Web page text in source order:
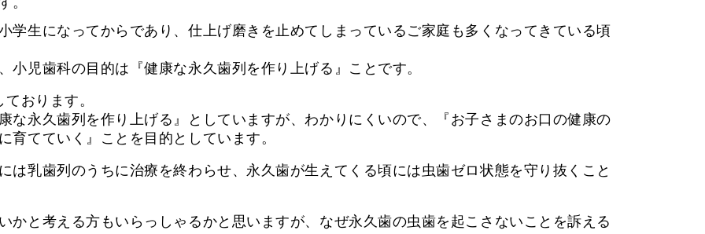
学生になってからであり、仕上げ磨きを止めてしまっているご家庭も多くなってきている頃
小児歯科の目的は『健康な永久歯列を作り上げる』ことです。
おります。
な永久歯列を作り上げる』としていますが、わかりにくいので、『お子さまのお口の健康の
育てていく』ことを目的としています。
は乳歯列のうちに治療を終わらせ、永久歯が生えてくる頃には虫歯ゼロ状態を守り抜くこと
かと考える方もいらっしゃるかと思いますが、なぜ永久歯の虫歯を起こさないことを訴える